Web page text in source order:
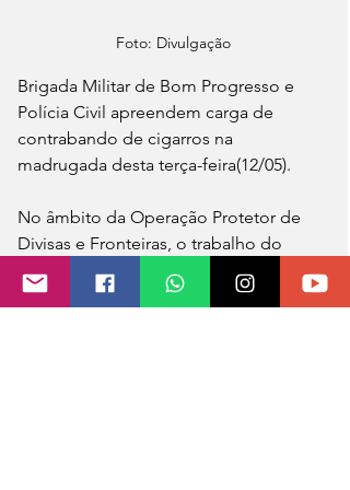
Foto: Divulgação
Brigada Militar de Bom Progresso e
Polícia Civil apreendem carga de
contrabando de cigarros na
madrugada desta terça-feira(12/05).
No âmbito da Operação Protetor de
Divisas e Fronteiras, o trabalho do
setor de inteligência, juntamente com
os policiais militares da Força Tática de